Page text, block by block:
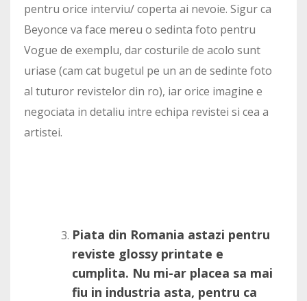
pentru orice interviu/ coperta ai nevoie. Sigur ca
Beyonce va face mereu o sedinta foto pentru
Vogue de exemplu, dar costurile de acolo sunt
uriase (cam cat bugetul pe un an de sedinte foto
al tuturor revistelor din ro), iar orice imagine e
negociata in detaliu intre echipa revistei si cea a
artistei.
Piata din Romania astazi pentru
reviste glossy printate e
cumplita. Nu mi-ar placea sa mai
fiu in industria asta, pentru ca